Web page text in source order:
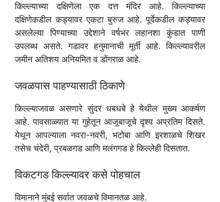
किल्ल्याच्या दक्षिणेला एक दत्त मंदिर आहे. किल्ल्याच्या
दक्षिणेकडील कड्यावर एकटा बुरुज आहे. पूर्वेकडील कड्यावर
असलेल्या पिण्याच्या उद्देशाने वर्षभर लहानशा कुंडात पाणी
उपलब्ध असते. गडावर हनुमानाची मूर्ती आहे. किल्ल्यावरील
जमीन अतिशय अनियमित व डोंगराळ आहे.
जवळपास पाहण्यासाठी ठिकाणे
किल्ल्याजवळ असणारे सुंदर धबधबे हे येथील मुख्य आकर्षण
आहे. पावसाळ्यात या गुहेतून आजूबाजूचे दृश्य अप्रतिम दिसते.
येथून आपल्याला नवरा-नवरी, भटोबा आणि इरशाळचे शिखर
तसेच चंदेरी, प्रबळगड आणि मलंगगड हे किल्लेही दिसतात.
विकटगड किल्ल्यावर कसे पोहचाल
विमानाने मुंबई सर्वात जवळचे विमानतळ आहे.